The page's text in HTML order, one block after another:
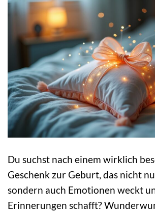
Du suchst nach einem wirklich
Geschenk zur Geburt, das nicht
sondern auch Emotionen weckt
Erinnerungen schafft?